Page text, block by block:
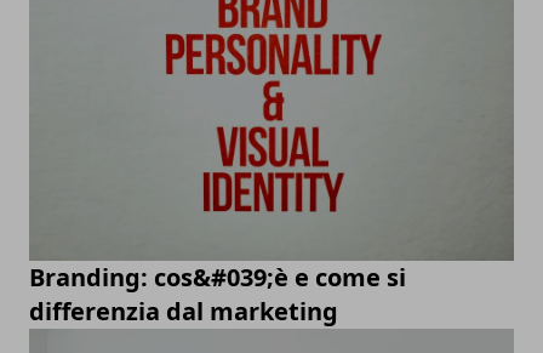
Branding: cos&#039;è e come si
differenzia dal marketing